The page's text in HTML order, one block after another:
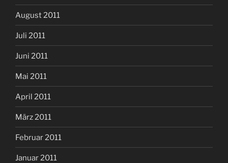
August 2011
Juli 2011
Juni 2011
Mai 2011
April 2011
März 2011
Februar 2011
Januar 2011